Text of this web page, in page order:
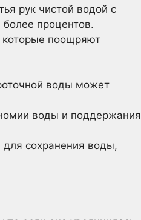
рук чистой водой с
процентов.
поощряют
воды может
воды и поддержания
для сохранения воды,